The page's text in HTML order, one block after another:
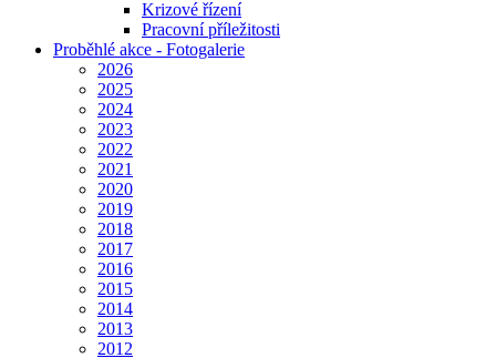
Krizové řízení
Pracovní příležitosti
Proběhlé akce - Fotogalerie
2026
2025
2024
2023
2022
2021
2020
2019
2018
2017
2016
2015
2014
2013
2012